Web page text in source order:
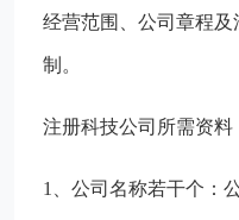
经营范围、公司章程
制。
注册科技公司所需资料
1、公司名称若干个：